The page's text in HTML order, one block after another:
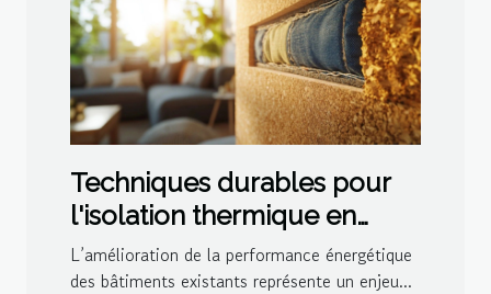
Techniques durables pour
l'isolation thermique en
rénovation
L’amélioration de la performance énergétique
des bâtiments existants représente un enjeu...